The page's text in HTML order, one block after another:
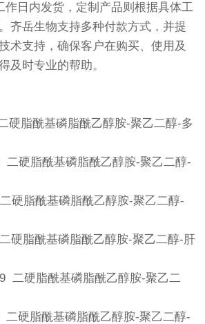
作日内发货，定制产品则根据具体工
齐岳生物支持多种付款方式，并提
术支持，确保客户在购买、使用及
及时专业的帮助。
硬脂酰基磷脂酰乙醇胺-聚乙二醇-多
二硬脂酰基磷脂酰乙醇胺-聚乙二醇-
硬脂酰基磷脂酰乙醇胺-聚乙二醇-
硬脂酰基磷脂酰乙醇胺-聚乙二醇-肝
二硬脂酰基磷脂酰乙醇胺-聚乙二
二硬脂酰基磷脂酰乙醇胺-聚乙二醇-